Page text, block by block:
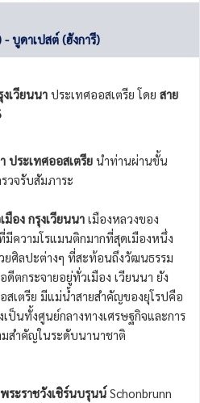
- บูดาเปสต์ (ฮังการี)
งเวียนนา ประเทศออสเตรีย โดย สาย
ประเทศออสเตรีย นำท่านผ่านขั้น
วจรับสัมภาระ
มือง กรุงเวียนนา เมืองหลวงของ
มีความโรแมนติกมากที่สุดเมืองหนึ่ง
ยศิลปะต่างๆ ที่สะท้อนถึงวัฒนธรรม
ดีตกระจายอยู่ทั่วเมือง เวียนนา ยัง
เตรีย มีแม่น้ำสายสำคัญของยุโรปคือ
ป็นทั้งศูนย์กลางทางเศรษฐกิจและการ
สำคัญในระดับนานาชาติ
พระราชวังเชิร์นบรุนน์ Schonbrunn